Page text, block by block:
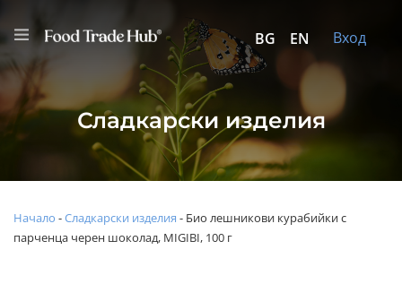
BG EN Вход
Сладкарски изделия
Начало -Сладкарски изделия - Био лешникови курабийки с
парченца черен шоколад, MIGIBI, 100 г